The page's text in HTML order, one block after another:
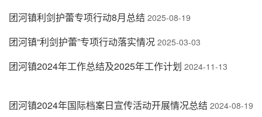
团河镇利剑护蕾专项行动8月总结 2025-08-19
团河镇“利剑护蕾”专项行动落实情况 2025-03-03
团河镇2024年工作总结及2025年工作计划 2024-11-13
团河镇2024年国际档案日宣传活动开展情况总结 2024-08-19